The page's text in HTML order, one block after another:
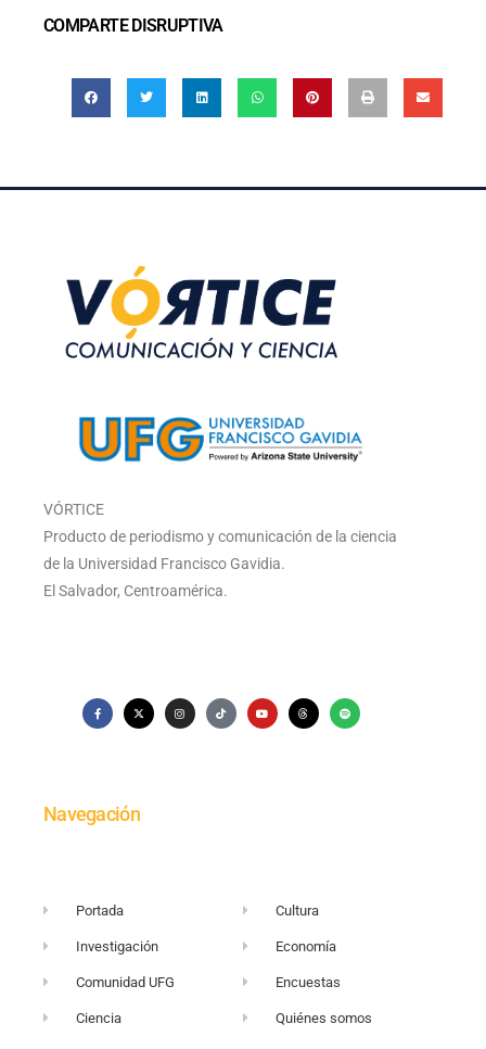
COMPARTE DISRUPTIVA
VÓRTICE
Producto de periodismo y comunicación de la ciencia
de la Universidad Francisco Gavidia.
El Salvador, Centroamérica.
Navegación
Portada
Investigación
Comunidad UFG
Ciencia
Cultura
Economía
Encuestas
Quiénes somos